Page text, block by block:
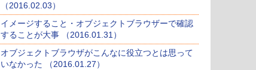
（2016.02.03）
イメージすること・オブジェクトブラウザーで確認
することが大事 （2016.01.31）
オブジェクトブラウザがこんなに役立つとは思って
いなかった （2016.01.27）